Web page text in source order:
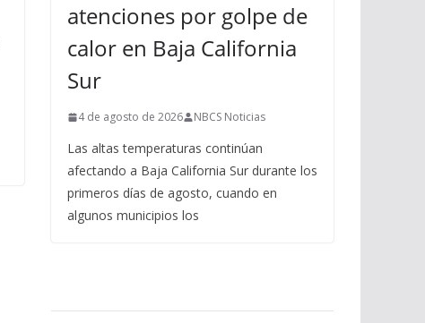
atenciones por golpe de
calor en Baja California
Sur
4 de agosto de 2026 NBCS Noticias
Las altas temperaturas continúan
afectando a Baja California Sur durante los
primeros días de agosto, cuando en
algunos municipios los